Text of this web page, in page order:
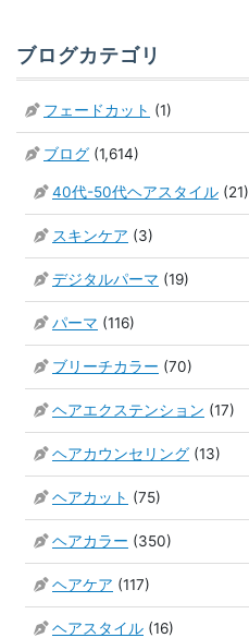
ブログカテゴリ
フェードカット (1)
ブログ (1,614)
40代-50代ヘアスタイル (21)
スキンケア (3)
デジタルパーマ (19)
パーマ (116)
ブリーチカラー (70)
ヘアエクステンション (17)
ヘアカウンセリング (13)
ヘアカット (75)
ヘアカラー (350)
ヘアケア (117)
ヘアスタイル (16)